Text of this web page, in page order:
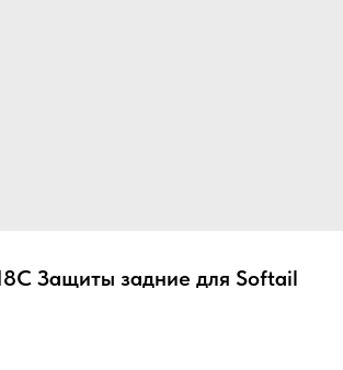
Защиты задние для Softail